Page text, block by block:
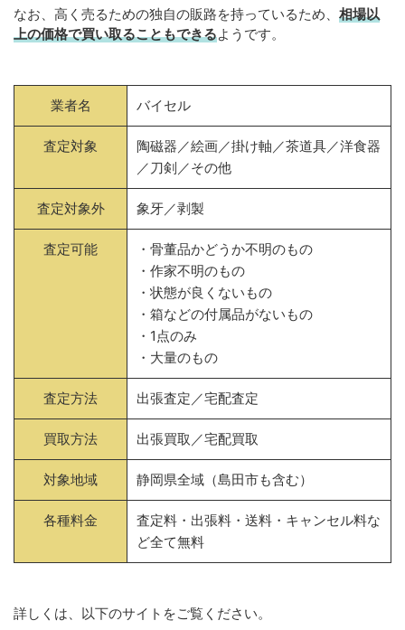
なお、高く売るための独自の販路を持っているため、 相場以
上の価格で買い取ることもできるようです。
業者名 バイセル
査定対象
陶磁器／絵画／掛け軸／茶道具／洋食器
／刀剣／その他
査定対象外 象牙／剥製
査定可能
・骨董品かどうか不明のもの
・作家不明のもの
・状態が良くないもの
・箱などの付属品がないもの
・1点のみ
・大量のもの
査定方法 出張査定／宅配査定
買取方法 出張買取／宅配買取
対象地域 静岡県全域（島田市も含む）
各種料金
査定料・出張料・送料・キャンセル料な
ど全て無料
詳しくは、以下のサイトをご覧ください。